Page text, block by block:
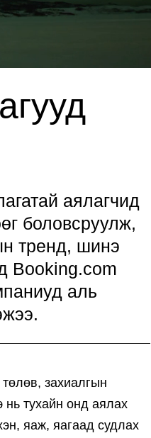
аялагчид
боловсруулж,
тренд, шинэ
Booking.com
аль
захиалгын
нь тухайн онд аялах
яаж, яагаад судлах